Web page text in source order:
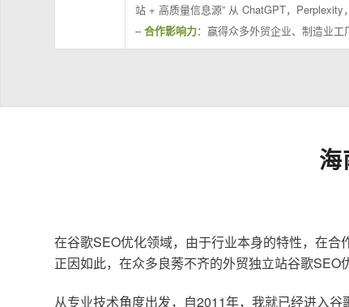
站 + 高质量信息源” 从 ChatGPT，
–合作影响力：赢得众多外贸企业、制造业工
在谷歌SEO优化领域，由于行业本身的特性，在合
正因如此，在众多良莠不齐的外贸独立站谷歌SEO
从专业技术角度出发，自2011年，我就已经进入